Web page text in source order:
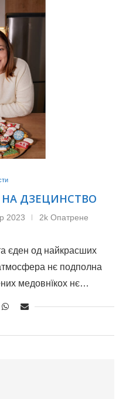
НА ДЗЕЦИНСТВО
2023 2k Опатрене
єден од найкрасших
нє подполна
медовнїкох нє…